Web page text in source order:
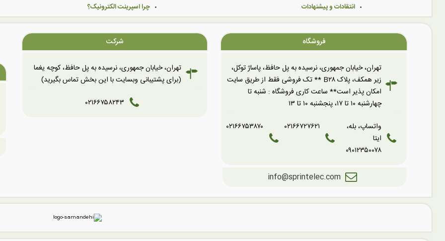
انتقادات و پیشنهادات
چرا اسپرینت الکترونیک؟
فروشگاه
تهران، خیابان جمهوری، نرسیده به پل حافظ، پاساژ توکل،
زیر همکف، پلاک B۲۸ ** تک فروشی فقط از طریق سایت
امکان پذیر است** ساعت کاری فروشگاه : شنبه تا
چهارشنبه ۱۰ تا ۱۷، پنجشنبه ۱۰ تا ۱۳
واتساپ، بله،
ایتا
۰۹۰۱۲۳۵۰۰۷۸
۰۲۱۶۶۷۲۷۶۲۱ ۰۲۱۶۶۷۵۳۸۷۰
شرکت
تهران، خیابان جمهوری، نرسیده به پل حافظ، کوچه یغما
(برای پشتیبانی وبسایت با این بخش تماس بگیرید)
۰۲۱۶۶۷۵۸۲۴۳
info@sprintelec.com